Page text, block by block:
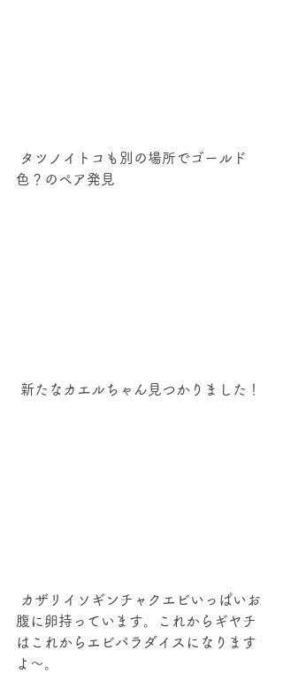
色？のペア発見
新たなカエルちゃん見つかりました！
腹に卵持っています。これからギヤチ
はこれからエビパラダイスになります
よ～。